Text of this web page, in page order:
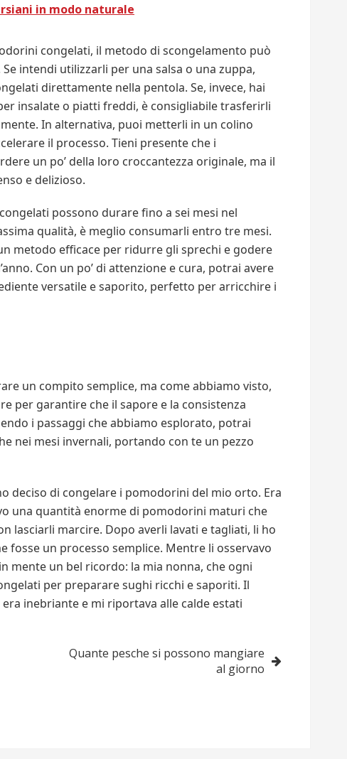
in modo naturale
congelati, il metodo di scongelamento può
intendi utilizzarli per una salsa o una zuppa,
direttamente nella pentola. Se, invece, hai
insalate o piatti freddi, è consigliabile trasferirli
In alternativa, puoi metterli in un colino
il processo. Tieni presente che i
un po’ della loro croccantezza originale, ma il
e delizioso.
possono durare fino a sei mesi nel
qualità, è meglio consumarli entro tre mesi.
metodo efficace per ridurre gli sprechi e godere
Con un po’ di attenzione e cura, potrai avere
versatile e saporito, perfetto per arricchire i
un compito semplice, ma come abbiamo visto,
per garantire che il sapore e la consistenza
i passaggi che abbiamo esplorato, potrai
nei mesi invernali, portando con te un pezzo
deciso di congelare i pomodorini del mio orto. Era
una quantità enorme di pomodorini maturi che
lasciarli marcire. Dopo averli lavati e tagliati, li ho
fosse un processo semplice. Mentre li osservavo
mente un bel ricordo: la mia nonna, che ogni
per preparare sughi ricchi e saporiti. Il
inebriante e mi riportava alle calde estati
Quante pesche si possono mangiare
al giorno